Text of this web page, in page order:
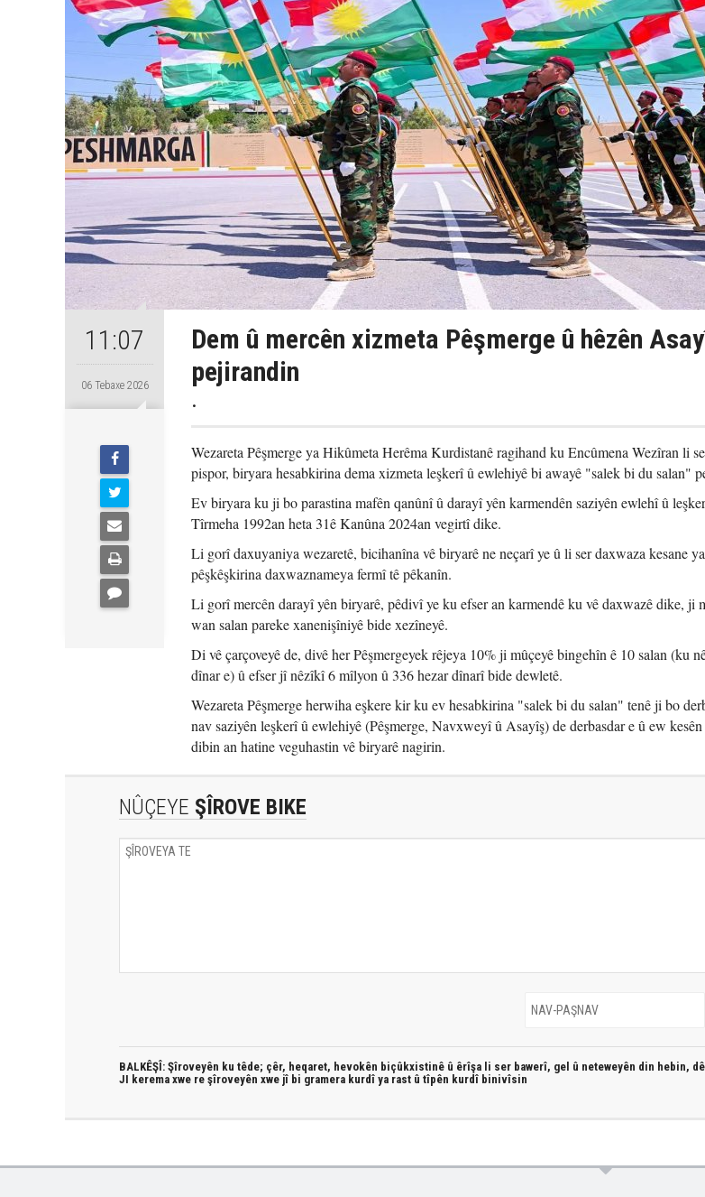
11:07
06 Tebaxe 2026
Dem û mercên xizmeta Pêşmerge û hêzên
pejirandin
.
Wezareta Pêşmerge ya Hikûmeta Herêma Kurdistanê ragihand ku Encûmena Wezîran li
pispor, biryara hesabkirina dema xizmeta leşkerî û ewlehiyê bi awayê "salek bi du salan"
Ev biryara ku ji bo parastina mafên qanûnî û darayî yên karmendên saziyên ewlehî û
Tîrmeha 1992an heta 31ê Kanûna 2024an vegirtî dike.
Li gorî daxuyaniya wezaretê, bicihanîna vê biryarê ne neçarî ye û li ser daxwaza kesane
pêşkêşkirina daxwaznameya fermî tê pêkanîn.
Li gorî mercên darayî yên biryarê, pêdivî ye ku efser an karmendê ku vê daxwazê dike, ji
wan salan pareke xanenişîniyê bide xezîneyê.
Di vê çarçoveyê de, divê her Pêşmergeyek rêjeya 10% ji mûçeyê bingehîn ê 10 salan (ku
dînar e) û efser jî nêzîkî 6 mîlyon û 336 hezar dînarî bide dewletê.
Wezareta Pêşmerge herwiha eşkere kir ku ev hesabkirina "salek bi du salan" tenê ji bo
nav saziyên leşkerî û ewlehiyê (Pêşmerge, Navxweyî û Asayîş) de derbasdar e û ew
dibin an hatine veguhastin vê biryarê nagirin.
NÛÇEYE ŞÎROVE BIKE
BALKÊŞÎ: Şîroveyên ku têde; çêr, heqaret, hevokên biçûkxistinê û êrîşa li ser bawerî, gel û neteweyên din hebin,
JI kerema xwe re şîroveyên xwe jî bi gramera kurdî ya rast û tîpên kurdî binivîsin